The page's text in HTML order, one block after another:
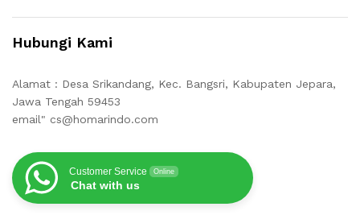
Hubungi Kami
Alamat : Desa Srikandang, Kec. Bangsri, Kabupaten Jepara,
Jawa Tengah 59453
email" cs@homarindo.com
Customer Service Online
Chat with us